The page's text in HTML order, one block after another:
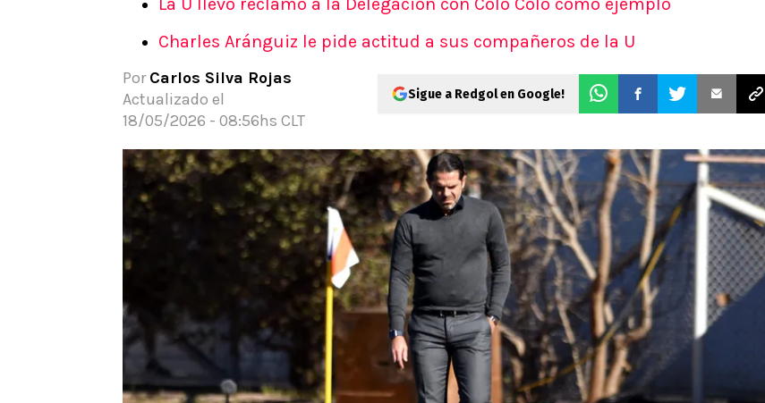
Pronósticos
Charles Aránguiz le pide actitud a sus compañeros de la U
Por Carlos Silva Rojas
Actualizado el
18/05/2026 - 08:56hs CLT
Sigue a Redgol en Google!